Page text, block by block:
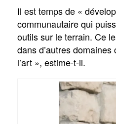
Il est temps de «
communautaire qui
outils sur le terrain. Ce
dans d’autres
l’art », estime-t-il.